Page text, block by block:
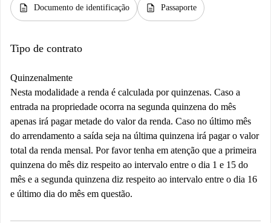
description Documento de identificação description Passaporte
Tipo de contrato
Quinzenalmente
Nesta modalidade a renda é calculada por quinzenas. Caso a
entrada na propriedade ocorra na segunda quinzena do mês
apenas irá pagar metade do valor da renda. Caso no último mês
do arrendamento a saída seja na última quinzena irá pagar o valor
total da renda mensal. Por favor tenha em atenção que a primeira
quinzena do mês diz respeito ao intervalo entre o dia 1 e 15 do
mês e a segunda quinzena diz respeito ao intervalo entre o dia 16
e último dia do mês em questão.